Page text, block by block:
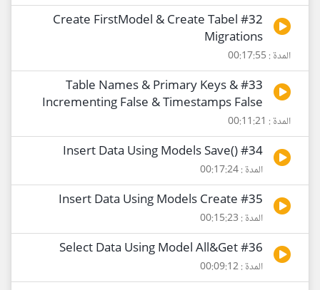
#32 Create FirstModel & Create Tabel
Migrations
المدة : 00:17:55
#33 Table Names & Primary Keys &
Incrementing False & Timestamps False
المدة : 00:11:21
#34 ()Insert Data Using Models Save
المدة : 00:17:24
#35 Insert Data Using Models Create
المدة : 00:15:23
#36 Select Data Using Model All&Get
المدة : 00:09:12